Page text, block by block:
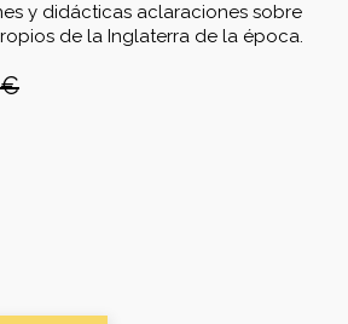
y didácticas aclaraciones sobre
de la Inglaterra de la época.
€